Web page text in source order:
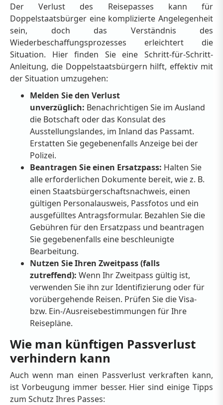
Der Verlust des Reisepasses kann für
Doppelstaatsbürger eine komplizierte Angelegenheit
sein, doch das Verständnis des
Wiederbeschaffungsprozesses erleichtert die
Situation. Hier finden Sie eine Schritt-für-Schritt-
Anleitung, die Doppelstaatsbürgern hilft, effektiv mit
der Situation umzugehen:
Melden Sie den Verlust
unverzüglich: Benachrichtigen Sie im Ausland
die Botschaft oder das Konsulat des
Ausstellungslandes, im Inland das Passamt.
Erstatten Sie gegebenenfalls Anzeige bei der
Polizei.
Beantragen Sie einen Ersatzpass: Halten Sie
alle erforderlichen Dokumente bereit, wie z. B.
einen Staatsbürgerschaftsnachweis, einen
gültigen Personalausweis, Passfotos und ein
ausgefülltes Antragsformular. Bezahlen Sie die
Gebühren für den Ersatzpass und beantragen
Sie gegebenenfalls eine beschleunigte
Bearbeitung.
Nutzen Sie Ihren Zweitpass (falls
zutreffend): Wenn Ihr Zweitpass gültig ist,
verwenden Sie ihn zur Identifizierung oder für
vorübergehende Reisen. Prüfen Sie die Visa-
bzw. Ein-/Ausreisebestimmungen für Ihre
Reisepläne.
Wie man künftigen Passverlust
verhindern kann
Auch wenn man einen Passverlust verkraften kann,
ist Vorbeugung immer besser. Hier sind einige Tipps
zum Schutz Ihres Passes: